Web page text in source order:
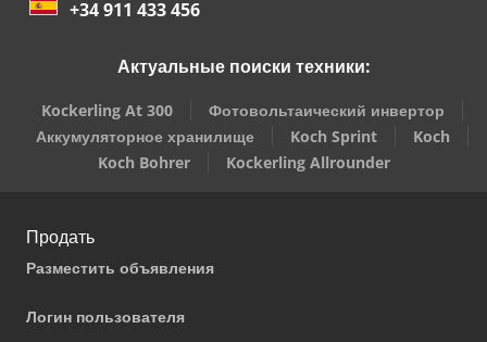
+34 911 433 456
Актуальные поиски техники:
Kockerling At 300
Фотовольтаический инвертор
Аккумуляторное хранилище
Koch Sprint
Koch
Koch Bohrer
Kockerling Allrounder
Продать
Разместить объявления
Логин пользователя